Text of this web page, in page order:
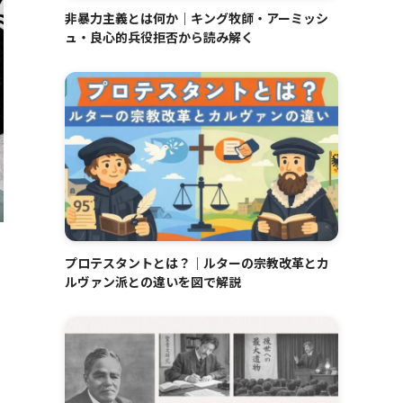
非暴力主義とは何か｜キング牧師・アーミッシ
ュ・良心的兵役拒否から読み解く
プロテスタントとは？｜ルターの宗教改革とカ
ルヴァン派との違いを図で解説